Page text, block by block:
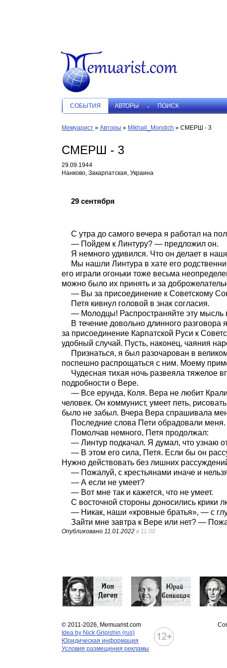
СОБЫТИЯ АВТОРЫ ПОИСК
Мемуарист » Авторы » Mikhail_Mondich » СМЕРШ - 3
СМЕРШ - 3
29.09.1944
Нанково, Закарпатская, Украина
29 сентября
С утра до самого вечера я работал на
— Пойдем к Линтуру? — предложил он.
Я немного удивился. Что он делает в
Мы нашли Линтура в хате его
его играли огоньки тоже весьма
можно было их принять и за
— Вы за присоединение к Советскому
Петя кивнул головой в знак согласия.
— Молодцы! Распространяйте эту мысль
В течение довольно длинного разговора
за присоединение Карпатской Руси к
удобный случай. Пусть, наконец, чаяния
Признаться, я был разочарован в
поспешно распрощаться с ним. Моему
Чудесная тихая ночь развеяла тяжелое
подробности о Вере.
— Все ерунда, Коля. Вера не любит
человек. Он коммунист, умеет петь,
было не забыл. Вчера Вера спрашивала
Последние слова Пети обрадовали меня.
Помолчав немного, Петя продолжал:
— Линтур подкачал. Я думал, что узнаю
— В этом его сила, Петя. Если бы он
Нужно действовать без лишних
— Пожалуй, с крестьянами иначе и
— А если не умеет?
— Вот мне так и кажется, что не умеет.
С восточной стороны доносились крики
— Никак, наши «кровные братья», — с
Зайти мне завтра к Вере или нет? —
Опубликовано 11.01.2022 в 11:00
© 2011-2026, Memuarist.com
Idea by Nick Gripishin (rus)
Юридическая информация
Условия размещения рекламы